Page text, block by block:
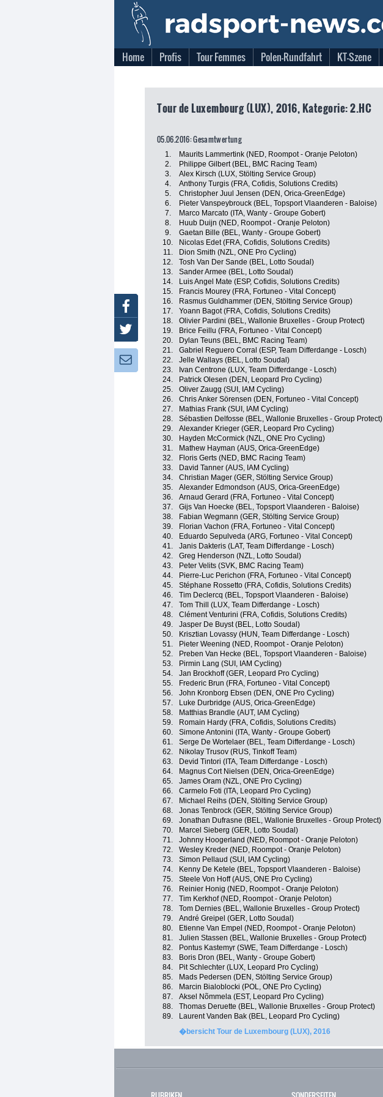
Home Profis Tour Femmes Polen-Rundfahrt KT-Szene
Tour de Luxembourg (LUX), 2016, Kategorie: 2.HC
05.06.2016: Gesamtwertung
1. Maurits Lammertink (NED, Roompot - Oranje Peloton)
2.
Philippe Gilbert (BEL, BMC Racing Team)
3.
Alex Kirsch (LUX, Stölting Service Group)
4.
Anthony Turgis (FRA, Cofidis, Solutions Credits)
5.
Christopher Juul Jensen (DEN, Orica-GreenEdge)
6.
Pieter Vanspeybrouck (BEL, Topsport Vlaanderen - Baloise)
7.
Marco Marcato (ITA, Wanty - Groupe Gobert)
8.
Huub Duijn (NED, Roompot - Oranje Peloton)
9.
Gaetan Bille (BEL, Wanty - Groupe Gobert)
10.
Nicolas Edet (FRA, Cofidis, Solutions Credits)
11.
Dion Smith (NZL, ONE Pro Cycling)
12.
Tosh Van Der Sande (BEL, Lotto Soudal)
13.
Sander Armee (BEL, Lotto Soudal)
14.
Luis Angel Mate (ESP, Cofidis, Solutions Credits)
15.
Francis Mourey (FRA, Fortuneo - Vital Concept)
16.
Rasmus Guldhammer (DEN, Stölting Service Group)
17.
Yoann Bagot (FRA, Cofidis, Solutions Credits)
18.
Olivier Pardini (BEL, Wallonie Bruxelles - Group Protect)
19.
Brice Feillu (FRA, Fortuneo - Vital Concept)
20.
Dylan Teuns (BEL, BMC Racing Team)
21.
Gabriel Reguero Corral (ESP, Team Differdange - Losch)
22.
Jelle Wallays (BEL, Lotto Soudal)
23.
Ivan Centrone (LUX, Team Differdange - Losch)
24.
Patrick Olesen (DEN, Leopard Pro Cycling)
25.
Oliver Zaugg (SUI, IAM Cycling)
26.
Chris Anker Sörensen (DEN, Fortuneo - Vital Concept)
27.
Mathias Frank (SUI, IAM Cycling)
28.
Sébastien Delfosse (BEL, Wallonie Bruxelles - Group Protect)
29.
Alexander Krieger (GER, Leopard Pro Cycling)
30.
Hayden McCormick (NZL, ONE Pro Cycling)
31.
Mathew Hayman (AUS, Orica-GreenEdge)
32.
Floris Gerts (NED, BMC Racing Team)
33.
David Tanner (AUS, IAM Cycling)
34.
Christian Mager (GER, Stölting Service Group)
35.
Alexander Edmondson (AUS, Orica-GreenEdge)
36.
Arnaud Gerard (FRA, Fortuneo - Vital Concept)
37.
Gijs Van Hoecke (BEL, Topsport Vlaanderen - Baloise)
38.
Fabian Wegmann (GER, Stölting Service Group)
39.
Florian Vachon (FRA, Fortuneo - Vital Concept)
40.
Eduardo Sepulveda (ARG, Fortuneo - Vital Concept)
41.
Janis Dakteris (LAT, Team Differdange - Losch)
42.
Greg Henderson (NZL, Lotto Soudal)
43.
Peter Velits (SVK, BMC Racing Team)
44.
Pierre-Luc Perichon (FRA, Fortuneo - Vital Concept)
45.
Stéphane Rossetto (FRA, Cofidis, Solutions Credits)
46.
Tim Declercq (BEL, Topsport Vlaanderen - Baloise)
47.
Tom Thill (LUX, Team Differdange - Losch)
48.
Clément Venturini (FRA, Cofidis, Solutions Credits)
49.
Jasper De Buyst (BEL, Lotto Soudal)
50.
Krisztian Lovassy (HUN, Team Differdange - Losch)
51.
Pieter Weening (NED, Roompot - Oranje Peloton)
52.
Preben Van Hecke (BEL, Topsport Vlaanderen - Baloise)
53.
Pirmin Lang (SUI, IAM Cycling)
54.
Jan Brockhoff (GER, Leopard Pro Cycling)
55.
Frederic Brun (FRA, Fortuneo - Vital Concept)
56.
John Kronborg Ebsen (DEN, ONE Pro Cycling)
57.
Luke Durbridge (AUS, Orica-GreenEdge)
58.
Matthias Brandle (AUT, IAM Cycling)
59.
Romain Hardy (FRA, Cofidis, Solutions Credits)
60.
Simone Antonini (ITA, Wanty - Groupe Gobert)
61.
Serge De Wortelaer (BEL, Team Differdange - Losch)
62.
Nikolay Trusov (RUS, Tinkoff Team)
63.
Devid Tintori (ITA, Team Differdange - Losch)
64.
Magnus Cort Nielsen (DEN, Orica-GreenEdge)
65.
James Oram (NZL, ONE Pro Cycling)
66.
Carmelo Foti (ITA, Leopard Pro Cycling)
67.
Michael Reihs (DEN, Stölting Service Group)
68.
Jonas Tenbrock (GER, Stölting Service Group)
69.
Jonathan Dufrasne (BEL, Wallonie Bruxelles - Group Protect)
70.
Marcel Sieberg (GER, Lotto Soudal)
71.
Johnny Hoogerland (NED, Roompot - Oranje Peloton)
72.
Wesley Kreder (NED, Roompot - Oranje Peloton)
73.
Simon Pellaud (SUI, IAM Cycling)
74.
Kenny De Ketele (BEL, Topsport Vlaanderen - Baloise)
75.
Steele Von Hoff (AUS, ONE Pro Cycling)
76.
Reinier Honig (NED, Roompot - Oranje Peloton)
77.
Tim Kerkhof (NED, Roompot - Oranje Peloton)
78.
Tom Dernies (BEL, Wallonie Bruxelles - Group Protect)
79.
André Greipel (GER, Lotto Soudal)
80.
Etienne Van Empel (NED, Roompot - Oranje Peloton)
81.
Julien Stassen (BEL, Wallonie Bruxelles - Group Protect)
82.
Pontus Kastemyr (SWE, Team Differdange - Losch)
83.
Boris Dron (BEL, Wanty - Groupe Gobert)
84.
Pit Schlechter (LUX, Leopard Pro Cycling)
85.
Mads Pedersen (DEN, Stölting Service Group)
86.
Marcin Bialoblocki (POL, ONE Pro Cycling)
87.
Aksel Nõmmela (EST, Leopard Pro Cycling)
88.
Thomas Deruette (BEL, Wallonie Bruxelles - Group Protect)
89.
Laurent Vanden Bak (BEL, Leopard Pro Cycling)
�bersicht Tour de Luxembourg (LUX), 2016
Facebook
Twitter
Newsletter: